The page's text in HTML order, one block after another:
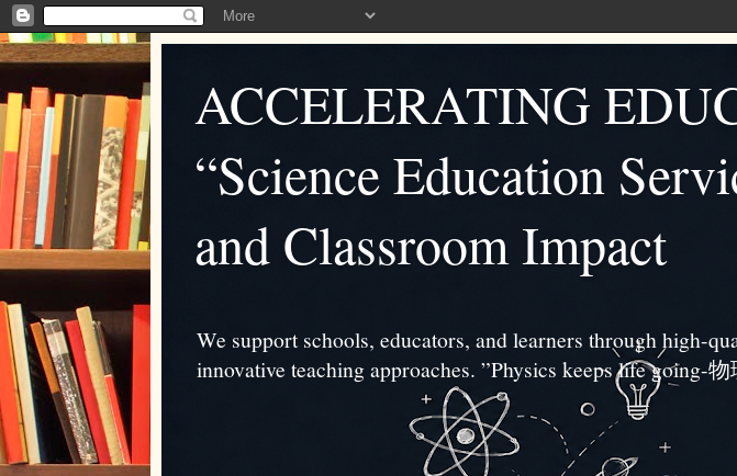
ACCELERATING
“Science Education
and Classroom Impact
We support schools, educators, and learners through high-
innovative teaching approaches. ”Physics keeps life going-